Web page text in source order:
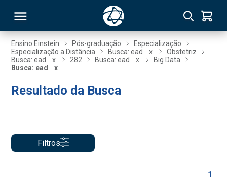
Ensino Einstein Pós-graduação
Especialização
Especialização a Distância
Busca: ead x
Obstetriz
Busca: ead
x 282 Busca: ead x
Big Data
Busca: ead
x
Resultado da Busca
Filtros
1